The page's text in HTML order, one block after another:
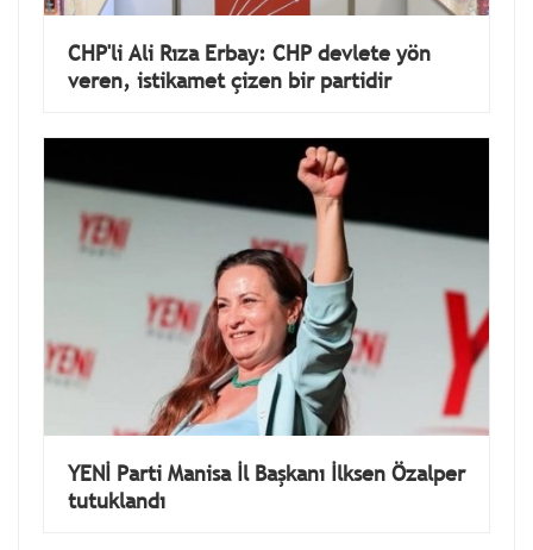
CHP'li Ali Rıza Erbay: CHP devlete yön
veren, istikamet çizen bir partidir
YENİ Parti Manisa İl Başkanı İlksen Özalper
tutuklandı